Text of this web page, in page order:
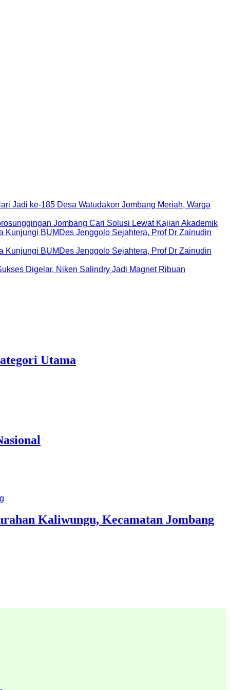
Jadi ke-185 Desa Watudakon Jombang Meriah, Warga
Jombang Cari Solusi Lewat Kajian Akademik
Kunjungi BUMDes Jenggolo Sejahtera, Prof Dr Zainudin
Kunjungi BUMDes Jenggolo Sejahtera, Prof Dr Zainudin
Digelar, Niken Salindry Jadi Magnet Ribuan
Utama
Kaliwungu, Kecamatan Jombang